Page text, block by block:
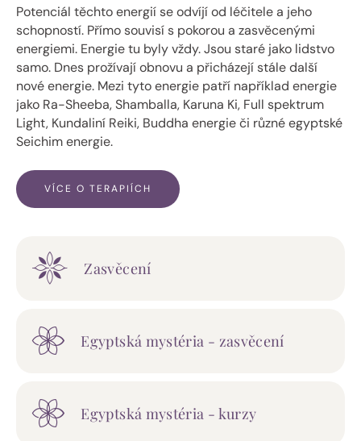
Potenciál těchto energií se odvíjí od léčitele a jeho
schopností. Přímo souvisí s pokorou a zasvěcenými
energiemi. Energie tu byly vždy. Jsou staré jako lidstvo
samo. Dnes prožívají obnovu a přicházejí stále další
nové energie. Mezi tyto energie patří například energie
jako Ra-Sheeba, Shamballa, Karuna Ki, Full spektrum
Light, Kundaliní Reiki, Buddha energie či různé egyptské
Seichim energie.
VÍCE O TERAPIÍCH
Zasvěcení
Egyptská mystéria - zasvěcení
Egyptská mystéria - kurzy